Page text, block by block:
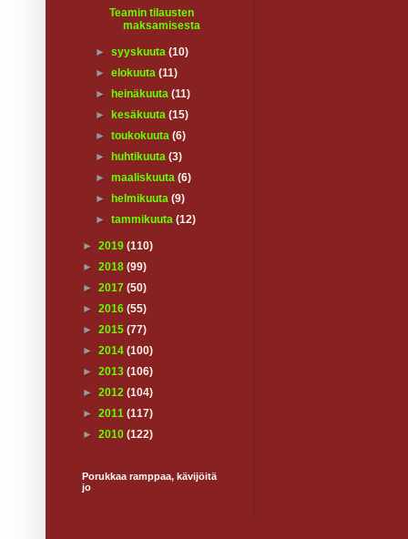
Teamin tilausten
maksamisesta
►syyskuuta(10)
►elokuuta(11)
►
heinäkuuta(11)
►
kesäkuuta(15)
►toukokuuta(6)
►
huhtikuuta(3)
►maaliskuuta(6)
►
helmikuuta(9)
►tammikuuta(12)
► 2019 (110)
► 2018 (99)
► 2017 (50)
► 2016 (55)
► 2015 (77)
► 2014 (100)
► 2013 (106)
► 2012 (104)
► 2011 (117)
► 2010 (122)
Porukkaa ramppaa, kävijöitä
jo